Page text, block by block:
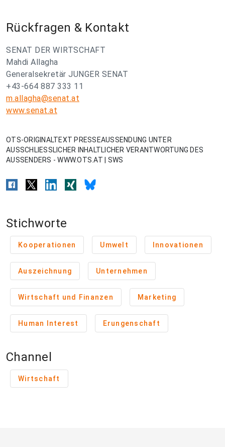
Rückfragen & Kontakt
SENAT DER WIRTSCHAFT
Mahdi Allagha
Generalsekretär JUNGER SENAT
+43-664 887 333 11
m.allagha@senat.at
www.senat.at
OTS-ORIGINALTEXT PRESSEAUSSENDUNG UNTER
AUSSCHLIESSLICHER INHALTLICHER VERANTWORTUNG DES
AUSSENDERS - WWW.OTS.AT | SWS
Stichworte
Kooperationen Umwelt Innovationen
Auszeichnung Unternehmen
Wirtschaft und Finanzen Marketing
Human Interest Erungenschaft
Channel
Wirtschaft